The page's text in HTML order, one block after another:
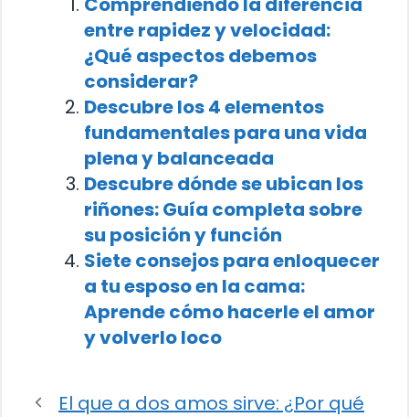
entre rapidez y velocidad:
¿Qué aspectos debemos
considerar?
Descubre los 4 elementos
fundamentales para una vida
plena y balanceada
Descubre dónde se ubican los
riñones: Guía completa sobre
su posición y función
Siete consejos para enloquecer
a tu esposo en la cama:
Aprende cómo hacerle el amor
y volverlo loco
El que a dos amos sirve: ¿Por qué